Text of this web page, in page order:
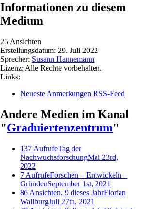
Informationen zu diesem
Medium
25 Ansichten
Erstellungsdatum: 29. Juli 2022
Sprecher: Susann Hannemann
Lizenz: Alle Rechte vorbehalten.
Links:
Neueste Anmerkungen RSS-Feed
Andere Medien im Kanal
"Graduiertenzentrum"
137 AufrufeTag der
NachwuchsforschungMai 23rd,
2022
7 AufrufeForschen – Entwickeln –
GründenSeptember 1st, 2021
86 Ansichten, 9 dieses JahrFlorian
WallburgJuli 27th, 2021